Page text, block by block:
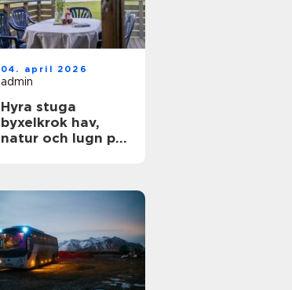
04. april 2026
admin
Hyra stuga
byxelkrok hav,
natur och lugn på